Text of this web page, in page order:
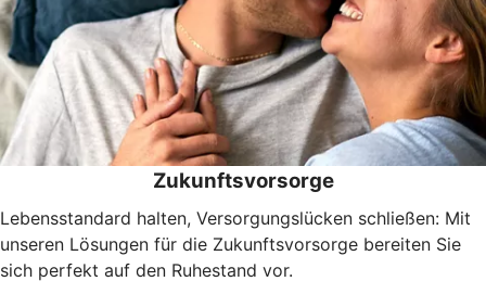
Zukunftsvorsorge
Lebensstandard halten, Versorgungslücken schließen: Mit
unseren Lösungen für die Zukunftsvorsorge bereiten Sie
sich perfekt auf den Ruhestand vor.